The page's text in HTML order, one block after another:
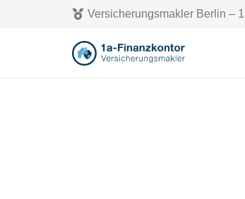
Versicherungsmakler Berlin –